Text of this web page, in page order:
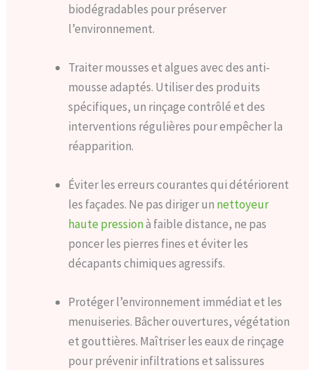
biodégradables pour préserver
l’environnement.
Traiter mousses et algues avec des anti-
mousse adaptés. Utiliser des produits
spécifiques, un rinçage contrôlé et des
interventions régulières pour empêcher la
réapparition.
Éviter les erreurs courantes qui détériorent
les façades. Ne pas diriger un nettoyeur
haute pressionà faible distance, ne pas
poncer les pierres fines et éviter les
décapants chimiques agressifs.
Protéger l’environnement immédiat et les
menuiseries. Bâcher ouvertures, végétation
et gouttières. Maîtriser les eaux de rinçage
pour prévenir infiltrations et salissures